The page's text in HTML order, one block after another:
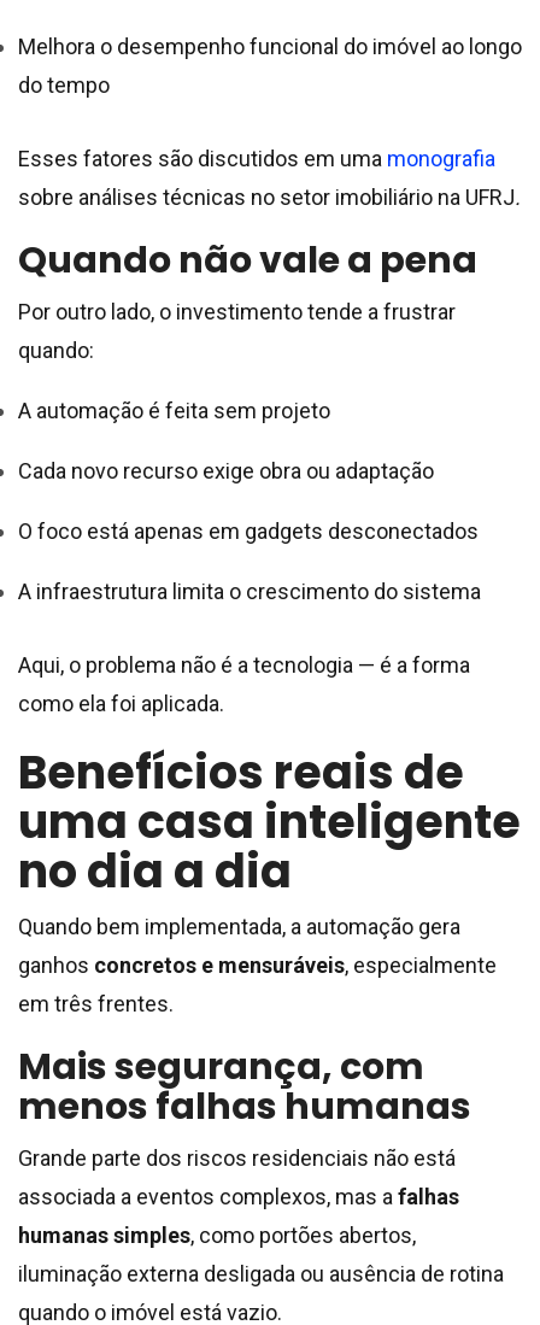
Melhora o desempenho funcional do imóvel ao longo
do tempo
Esses fatores são discutidos em uma monografia
sobre análises técnicas no setor imobiliário na UFRJ.
Quando não vale a pena
Por outro lado, o investimento tende a frustrar
quando:
A automação é feita sem projeto
Cada novo recurso exige obra ou adaptação
O foco está apenas em gadgets desconectados
A infraestrutura limita o crescimento do sistema
Aqui, o problema não é a tecnologia — é a forma
como ela foi aplicada.
Benefícios reais de
uma casa inteligente
no dia a dia
Quando bem implementada, a automação gera
ganhos concretos e mensuráveis, especialmente
em três frentes.
Mais segurança, com
menos falhas humanas
Grande parte dos riscos residenciais não está
associada a eventos complexos, mas a falhas
humanas simples, como portões abertos,
iluminação externa desligada ou ausência de rotina
quando o imóvel está vazio.